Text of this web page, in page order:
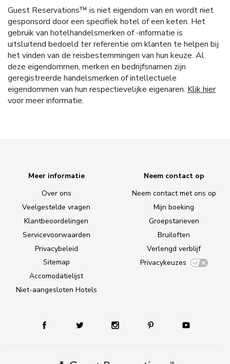
Guest Reservations™ is niet eigendom van en wordt niet
gesponsord door een specifiek hotel of een keten. Het
gebruik van hotelhandelsmerken of -informatie is
uitsluitend bedoeld ter referentie om klanten te helpen bij
het vinden van de reisbestemmingen van hun keuze. Al
deze eigendommen, merken en bedrijfsnamen zijn
geregistreerde handelsmerken of intellectuele
eigendommen van hun respectievelijke eigenaren. Klik hier
voor meer informatie.
Meer informatie
Over ons
Veelgestelde vragen
Klantbeoordelingen
Servicevoorwaarden
Privacybeleid
Sitemap
Accomodatielijst
Niet-aangesloten Hotels
Neem contact op
Neem contact met ons op
Mijn boeking
Groepstarieven
Bruiloften
Verlengd verblijf
Privacykeuzes